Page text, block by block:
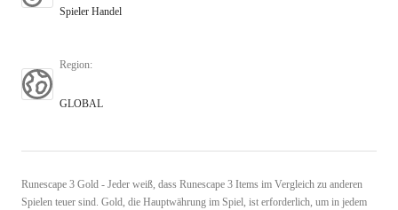
Spieler Handel
Region:
GLOBAL
Runescape 3 Gold - Jeder weiß, dass Runescape 3 Items im Vergleich zu anderen
Spielen teuer sind. Gold, die Hauptwährung im Spiel, ist erforderlich, um in jedem